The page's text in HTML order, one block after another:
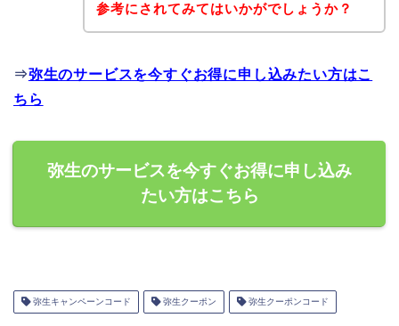
参考にされてみてはいかがでしょうか？
⇒弥生のサービスを今すぐお得に申し込みたい方はこ
ちら
弥生のサービスを今すぐお得に申し込み
たい方はこちら
弥生キャンペーンコード 弥生クーポン 弥生クーポンコード